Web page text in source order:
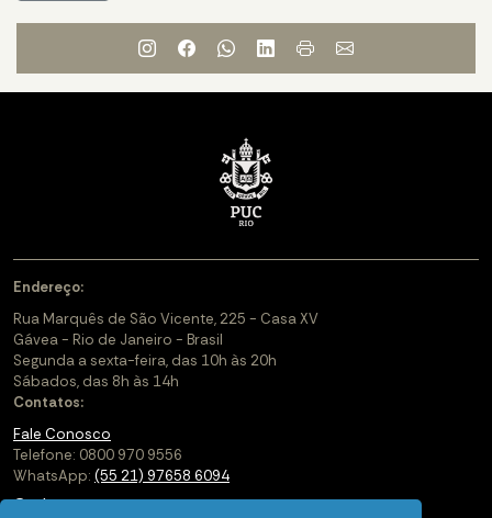
Endereço:
Rua Marquês de São Vicente, 225 - Casa XV
Gávea - Rio de Janeiro - Brasil
Segunda a sexta-feira, das 10h às 20h
Sábados, das 8h às 14h
Contatos:
Fale Conosco
Telefone: 0800 970 9556
WhatsApp: (55 21) 97658 6094
Cadastre-se